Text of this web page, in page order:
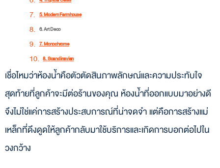
5. Modern Farmhouse
6. Art Deco
7. Monochrome
8. Scandinavian
ขั้นตอนการรีโนเวทห้องน้ำร้านอาหาร ต้องเตรียมอะไรบ้าง?
1. การวางแผนและตั้งเป้าหมาย
3. การเลือกผู้รับเหมารีโนเวทห้องน้ำร้านอาหาร
4. การขออนุญาต
เชื่อไหมว่าห้องน้ำคือตัวตัดสินภาพลักษณ์และความประทับใจ
สุดท้ายที่ลูกค้าจะมีต่อร้านของคุณ ห้องน้ำที่ออกแบบมาอย่างดี
จึงไม่ใช่แค่การสร้างประสบการณ์ที่น่าจดจำ แต่คือการสร้างแม่
เหล็กที่ดึงดูดให้ลูกค้ากลับมาใช้บริการและเกิดการบอกต่อไปใน
วงกว้าง